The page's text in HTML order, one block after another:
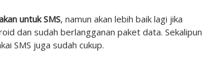
untuk SMS, namun akan lebih baik lagi jika
dan sudah berlangganan paket data. Sekalipun
SMS juga sudah cukup.